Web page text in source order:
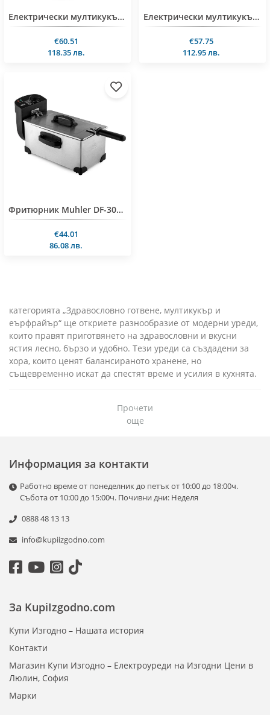
Електрически мултикукър MUHLER MLC-5045
€60.51
118.35 лв.
Електрически мултикукър MUHLER MLC-5020
€57.75
112.95 лв.
Фритюрник Muhler DF-3030IX 3.0 Л, неръждаема стомана
€44.01
86.08 лв.
категорията „Здравословно готвене, мултикукър и
еърфрайър“ ще откриете разнообразие от модерни уреди,
които правят приготвянето на здравословни и вкусни
ястия лесно, бързо и удобно. Тези уреди са създадени за
хора, които ценят балансираното хранене, но
същевременно искат да спестят време и усилия в кухнята.
Мултикукъри
приготвяне на кисело мляко. С тях лесно можете да
приготвите супи, задушени ястия, ориз, десерти и още
много. Те предлагат автоматични програми и опция за
върху процеса на готвене.
Основни предимства:
Спестяват време чрез автоматични програми.
Осигуряват равномерно приготвяне на храната.
незалепващите купи.
Еърфрайъри
горещ въздух вместо масло за приготвяне на хрупкави и
вкусни храни с по-малко мазнини. Подходящи са за
пържене, печене, гриловане и дори приготвяне на
Прочети
още
Информация за контакти
Работно време от понеделник до петък от 10:00 до 18:00ч.
Събота от 10:00 до 15:00ч. Почивни дни: Неделя
0888 48 13 13
info@kupiizgodno.com
За KupiIzgodno.com
Купи Изгодно – Нашата история
Контакти
Магазин Купи Изгодно – Електроуреди на Изгодни Цени в
Люлин, София
Марки